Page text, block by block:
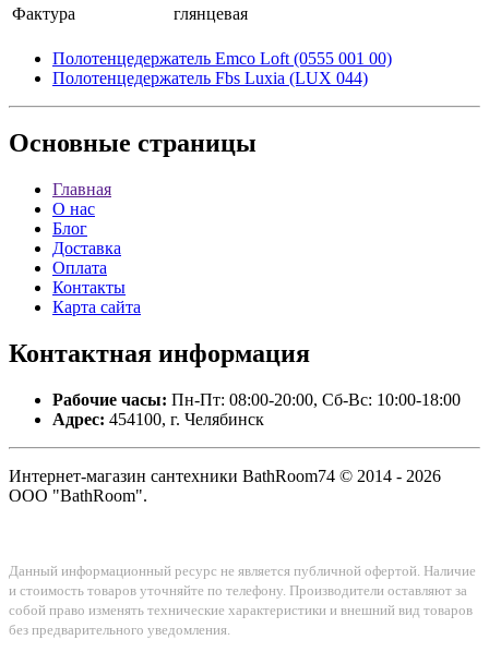
Фактура
глянцевая
Полотенцедержатель Emco Loft (0555 001 00)
Полотенцедержатель Fbs Luxia (LUX 044)
Основные страницы
Главная
О нас
Блог
Доставка
Оплата
Контакты
Карта сайта
Контактная информация
Рабочие часы: Пн-Пт: 08:00-20:00, Сб-Вс: 10:00-18:00
Адрес: 454100, г. Челябинск
Интернет-магазин сантехники BathRoom74 © 2014 - 2026
ООО "BathRoom".
Данный информационный ресурс не является публичной офертой. Наличие
и стоимость товаров уточняйте по телефону. Производители оставляют за
собой право изменять технические характеристики и внешний вид товаров
без предварительного уведомления.